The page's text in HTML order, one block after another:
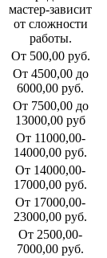
мастер-зависит
от сложности
работы.
От 500,00 руб.
От 4500,00 до
6000,00 руб.
От 7500,00 до
13000,00 руб
От 11000,00-
14000,00 руб.
От 14000,00-
17000,00 руб.
От 17000,00-
23000,00 руб.
От 2500,00-
7000,00 руб.